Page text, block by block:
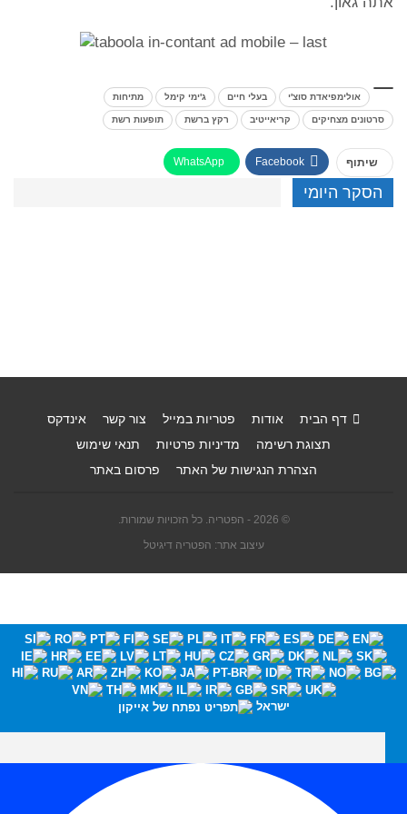
אולימפיאדת סוצ'י בעלי חיים ג'ימי קימל מתיחות
סרטונים מצחיקים קריאייטיב רקץ ברשת תופעות רשת
שיתוף Facebook
WhatsApp
הסקר היומי
דף הבית אודות פטריות במייל צור קשר
אינדקס
תצוגת רשימה
מדיניות פרטיות
תנאי שימוש
הצהרת הנגישות של האתר
פרסום באתר
© 2026 - הפטריה. כל הזכויות שמורות.
עיצוב אתר: הפטריה דיגיטל
ישראל